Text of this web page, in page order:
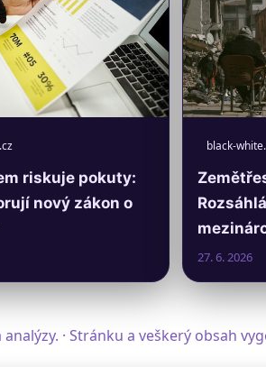
riskuje pokuty:
nový zákon o
black-
27. 6. 2026
· Stránku a veškerý obsah